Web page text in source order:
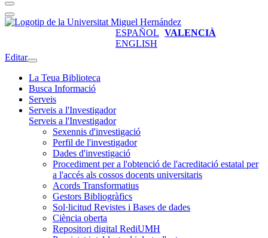
ESPAÑOL VALENCIÀ
ENGLISH
Editar
La Teua Biblioteca
Busca Informació
Serveis
Serveis a l'Investigador
Serveis a l'Investigador
Sexennis d'investigació
Perfil de l'investigador
Dades d'investigació
Procediment per a l'obtenció de l'acreditació estatal per
a l'accés als cossos docents universitaris
Acords Transformatius
Gestors Bibliogràfics
Sol·licitud Revistes i Bases de dades
Ciència oberta
Repositori digital RediUMH